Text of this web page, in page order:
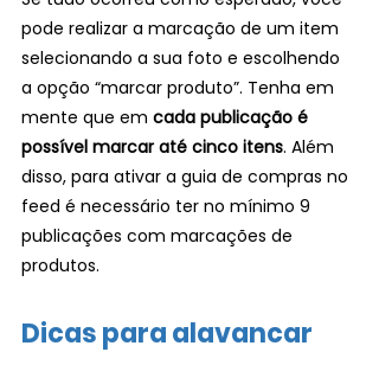
pode realizar a marcação de um item
selecionando a sua foto e escolhendo
a opção “marcar produto”. Tenha em
mente que em cada publicação é
possível marcar até cinco itens. Além
disso, para ativar a guia de compras no
feed é necessário ter no mínimo 9
publicações com marcações de
produtos.
Dicas para alavancar